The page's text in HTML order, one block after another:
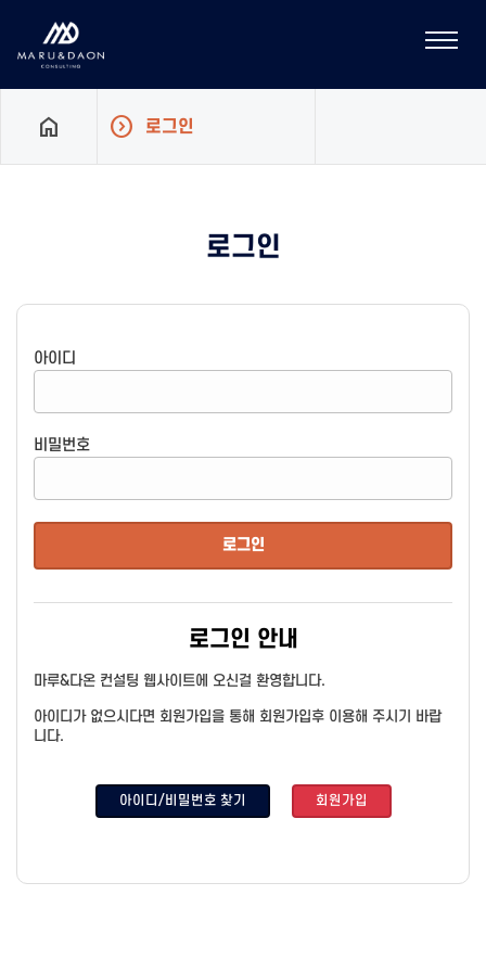
Toggle
home expand_circle_right 로그인
로그인
로그인 안내
마루&다온 컨설팅 웹사이트에 오신걸 환영합니다.
아이디가 없으시다면 회원가입을 통해 회원가입후 이용해 주시기 바랍
니다.
아이디/비밀번호 찾기 회원가입
아이디
비밀번호